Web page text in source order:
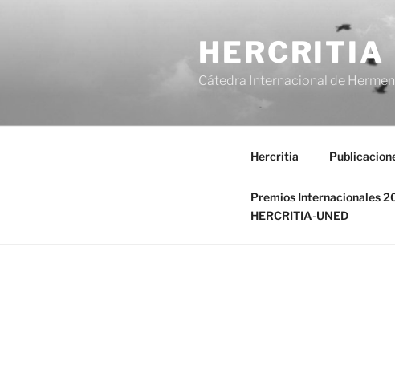
HERCRITIA
Cátedra Internacional de
Hercritia
Premios Internacionales
HERCRITIA-UNED